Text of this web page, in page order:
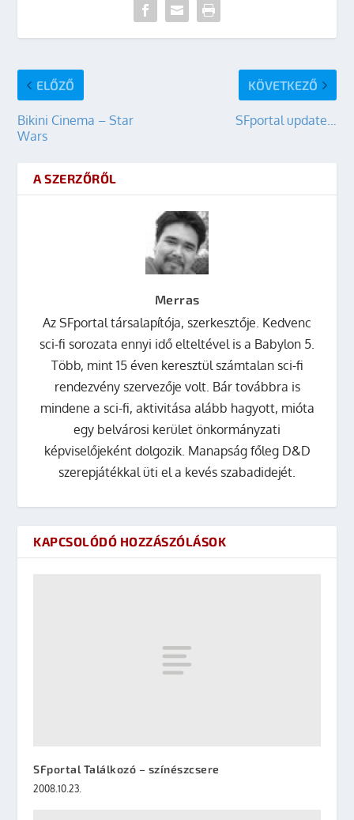
ELŐZŐ
Bikini Cinema – Star
Wars
KÖVETKEZŐ
SFportal update…
A SZERZŐRŐL
Merras
Az SFportal társalapítója, szerkesztője. Kedvenc
sci-fi sorozata ennyi idő elteltével is a Babylon 5.
Több, mint 15 éven keresztül számtalan sci-fi
rendezvény szervezője volt. Bár továbbra is
mindene a sci-fi, aktivitása alább hagyott, mióta
egy belvárosi kerület önkormányzati
képviselőjeként dolgozik. Manapság főleg D&D
szerepjátékkal üti el a kevés szabadidejét.
KAPCSOLÓDÓ HOZZÁSZÓLÁSOK
SFportal Találkozó – színészcsere
2008.10.23.